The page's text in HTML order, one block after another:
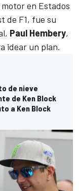
en Estados
de F1, fue su
Paul Hembery,
idear un plan.
de nieve
de Ken Block
a Ken Block